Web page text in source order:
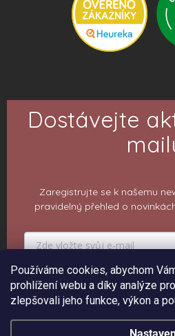
Používáme cookies, abychom
prohlížení webu a díky analýze
zlepšovali jeho funkce, výkon a
Dostávejte
Zaregistrujte se k našemu
pravidelný přehled o
PŘIHLÁSIT K